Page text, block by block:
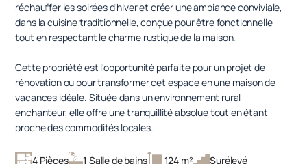
réchauffer les soirées d'hiver et créer une ambiance conviviale,
dans la cuisine traditionnelle, conçue pour être fonctionnelle
tout en respectant le charme rustique de la maison.
Cette propriété est l'opportunité parfaite pour un projet de
rénovation ou pour transformer cet espace en une maison de
vacances idéale. Située dans un environnement rural
enchanteur, elle offre une tranquillité absolue tout en étant
proche des commodités locales.
4 Pièces 1 Salle de bains 124 m² Surélevé